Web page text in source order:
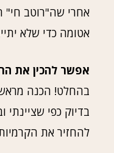
אחרי שה"רוטב חי"
אטומה כדי שלא
אפשר להכין את
בהחלט! הכנה מראש
בדיוק כפי
להחזיר את